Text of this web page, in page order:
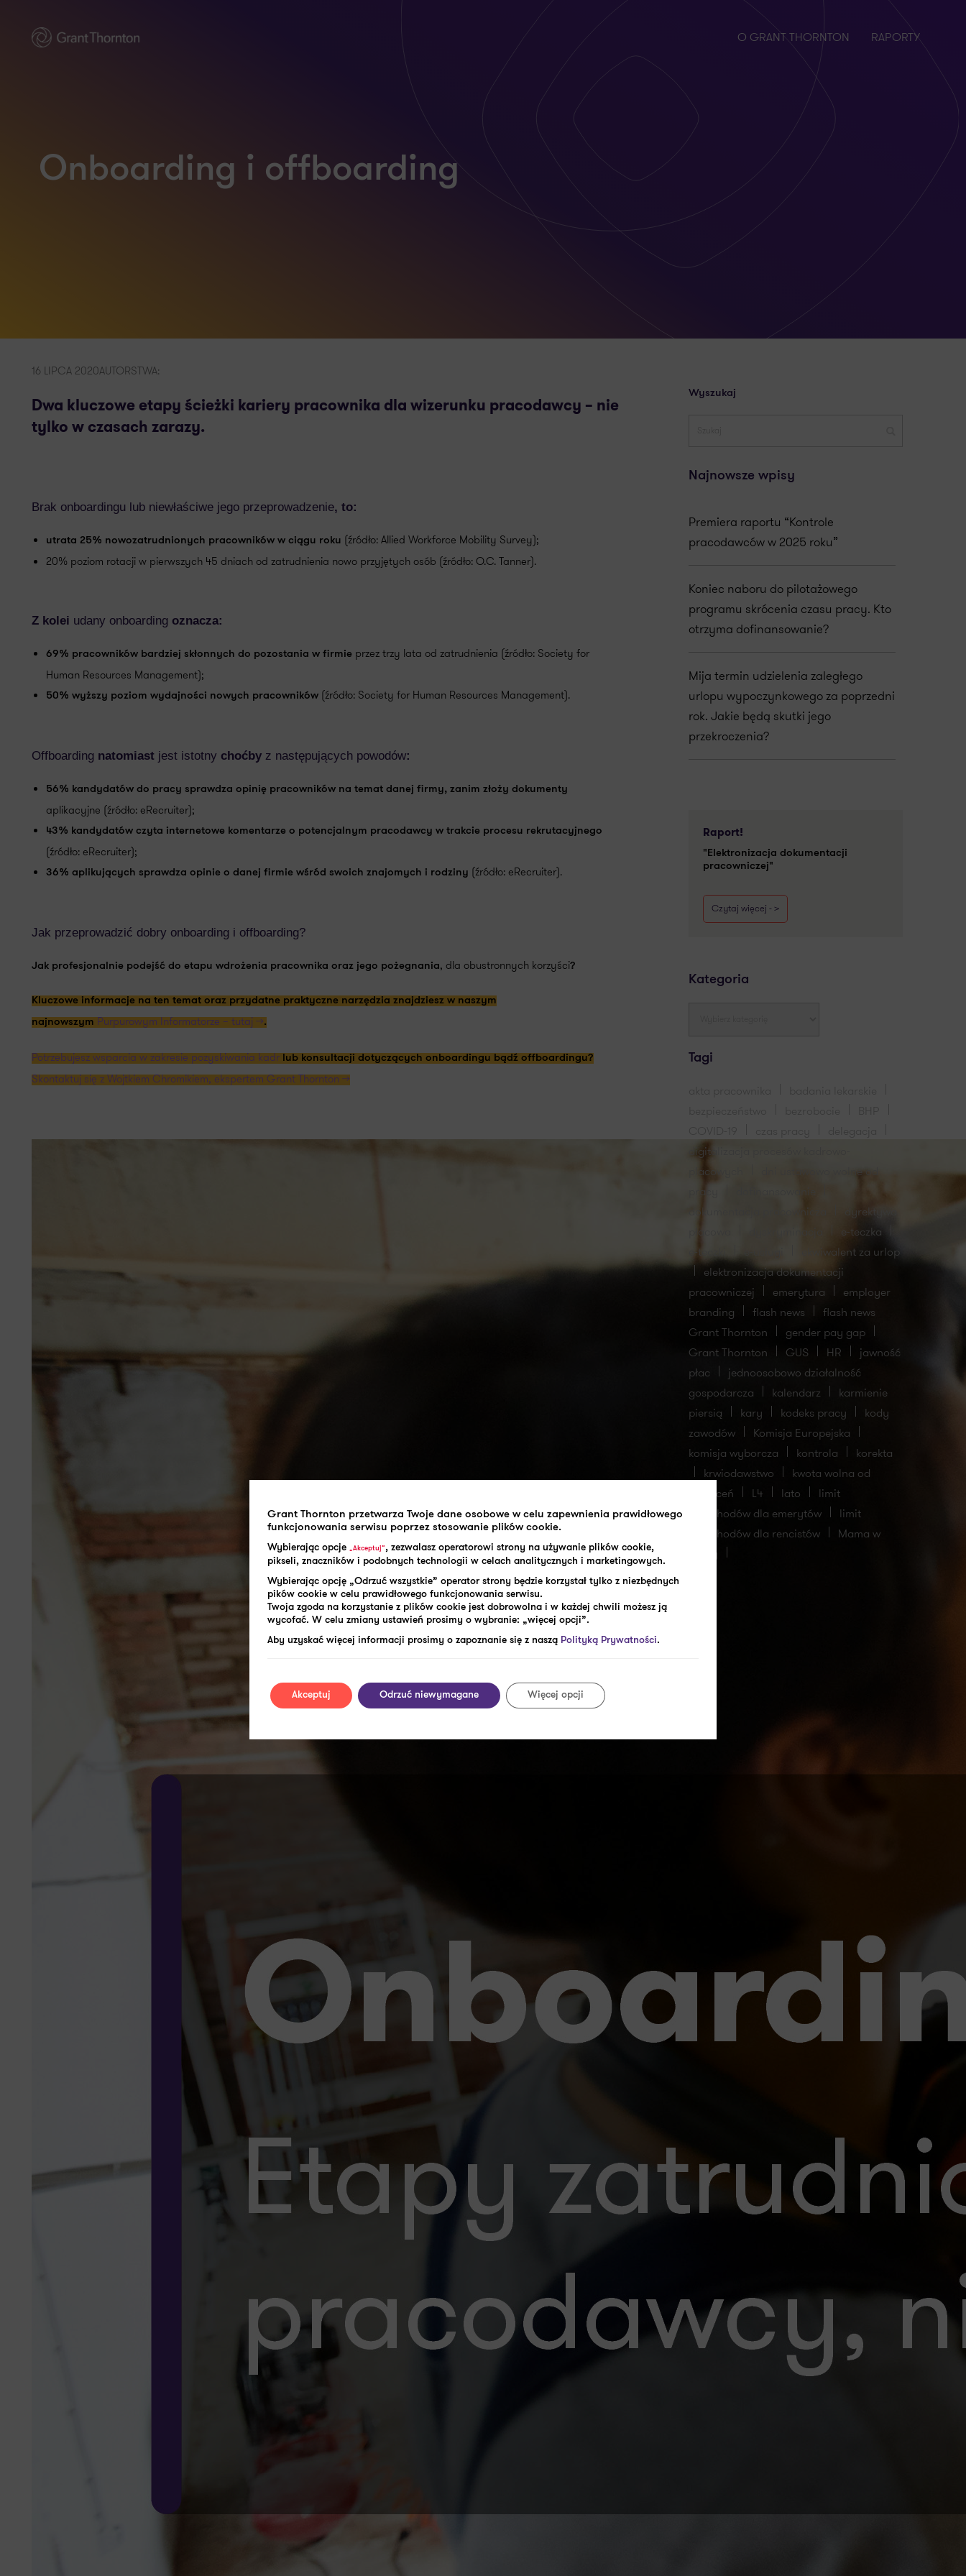
O GRANT THORNTON RAPORTY
Onboarding i offboarding
16 LIPCA 2020AUTORSTWA:
Dwa kluczowe etapy ścieżki kariery pracownika dla wizerunku pracodawcy – nie
tylko w czasach zarazy.
Brak onboardingu lub niewłaściwe jego przeprowadzenie, to:
utrata 25% nowozatrudnionych pracowników w ciągu roku (źródło: Allied Workforce Mobility Survey);
20% poziom rotacji w pierwszych 45 dniach od zatrudnienia nowo przyjętych osób (źródło: O.C. Tanner).
Z kolei udany onboarding oznacza:
69% pracowników bardziej skłonnych do pozostania w firmie przez trzy lata od zatrudnienia (źródło: Society for
Human Resources Management);
50% wyższy poziom wydajności nowych pracowników (źródło: Society for Human Resources Management).
Offboarding natomiast jest istotny choćby z następujących powodów:
56% kandydatów do pracy sprawdza opinię pracowników na temat danej firmy, zanim złoży dokumenty
aplikacyjne (źródło: eRecruiter);
43% kandydatów czyta internetowe komentarze o potencjalnym pracodawcy w trakcie procesu rekrutacyjnego
(źródło: eRecruiter);
36% aplikujących sprawdza opinie o danej firmie wśród swoich znajomych i rodziny (źródło: eRecruiter).
Jak przeprowadzić dobry onboarding i offboarding?
Jak profesjonalnie podejść do etapu wdrożenia pracownika oraz jego pożegnania, dla obustronnych korzyści?
Kluczowe informacje na ten temat oraz przydatne praktyczne narzędzia znajdziesz w naszym
najnowszym Purpurowym Informatorze – tutaj >>.
Potrzebujesz wsparcia w zakresie pozyskiwania kadr lub konsultacji dotyczących onboardingu bądź offboardingu?
Skontaktuj się z Wojtkiem Chromikiem, ekspertem Grant Thornton >>
Wyszukaj
Najnowsze wpisy
Premiera raportu “Kontrole
pracodawców w 2025 roku”
Koniec naboru do pilotażowego
programu skrócenia czasu pracy. Kto
otrzyma dofinansowanie?
Mija termin udzielenia zaległego
urlopu wypoczynkowego za poprzedni
rok. Jakie będą skutki jego
przekroczenia?
Raport!
"Elektronizacja dokumentacji
pracowniczej"
Czytaj więcej - >
Kategoria
Tagi
digitalizacja procesów kadrowo-
placowych
dni ustawowo wolne od
pracy
dokumentacja pracownicza
dyrektywa
płacowa
e-teczka
e-teczki
ekwiwalent za urlop
elektronizacja dokumentacji
pracowniczej
emerytura
employer
branding
flash news
flash news
Grant Thornton
gender pay gap
Grant Thornton
GUS HR
jawność
płac
jednoosobowo działalność
gospodarcza
kalendarz
karmienie
piersią
kary kodeks pracy
kody
zawodów
Komisja Europejska
komisja wyborcza
kontrola
korekta
krwiodawstwo
kwota wolna od
potrąceń
L4 lato
limit
przychodów dla emerytów
limit
przychodów dla rencistów
Mama w
pracy
Grant Thornton przetwarza Twoje dane osobowe w celu zapewnienia prawidłowego
funkcjonowania serwisu poprzez stosowanie plików cookie.
Wybierając opcje „Akceptuj”, zezwalasz operatorowi strony na używanie plików cookie,
pikseli, znaczników i podobnych technologii w celach analitycznych i marketingowych.
Wybierając opcję „Odrzuć wszystkie” operator strony będzie korzystał tylko z niezbędnych
pików cookie w celu prawidłowego funkcjonowania serwisu.
Twoja zgoda na korzystanie z plików cookie jest dobrowolna i w każdej chwili możesz ją
wycofać. W celu zmiany ustawień prosimy o wybranie: „więcej opcji”.
Aby uzyskać więcej informacji prosimy o zapoznanie się z naszą Polityką Prywatności.
Akceptuj Odrzuć niewymagane Więcej opcji